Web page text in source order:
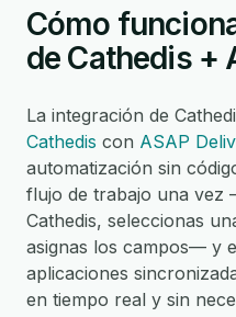
Cómo
de Cathedis +
La integración de
Cathedis con ASAP
automatización sin
flujo de trabajo una vez
Cathedis, seleccionas
asignas los campos— y
aplicaciones
en tiempo real y sin